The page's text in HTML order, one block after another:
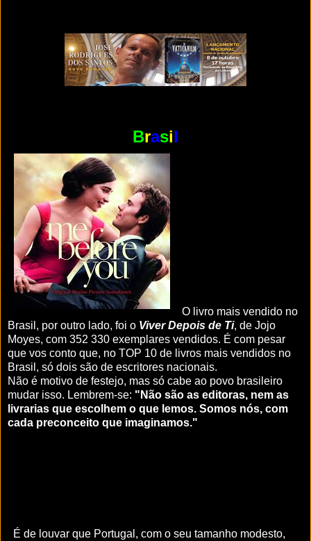
Brasil
O livro mais vendido no
Brasil, por outro lado, foi o Viver Depois de Ti, de Jojo
Moyes, com 352 330 exemplares vendidos. É com pesar
que vos conto que, no TOP 10 de livros mais vendidos no
Brasil, só dois são de escritores nacionais.
Não é motivo de festejo, mas só cabe ao povo brasileiro
mudar isso. Lembrem-se: " Não são as editoras, nem as
livrarias que escolhem o que lemos. Somos nós, com
cada preconceito que imaginamos."
É de louvar que Portugal, com o seu tamanho modesto,